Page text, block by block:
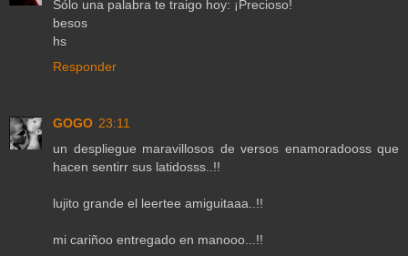
Sólo una palabra te traigo hoy: ¡Precioso!
besos
hs
Responder
GOGO 23:11
un despliegue maravillosos de versos enamoradooss que
hacen sentirr sus latidosss..!!
lujito grande el leertee amiguitaaa..!!
mi cariñoo entregado en manooo...!!